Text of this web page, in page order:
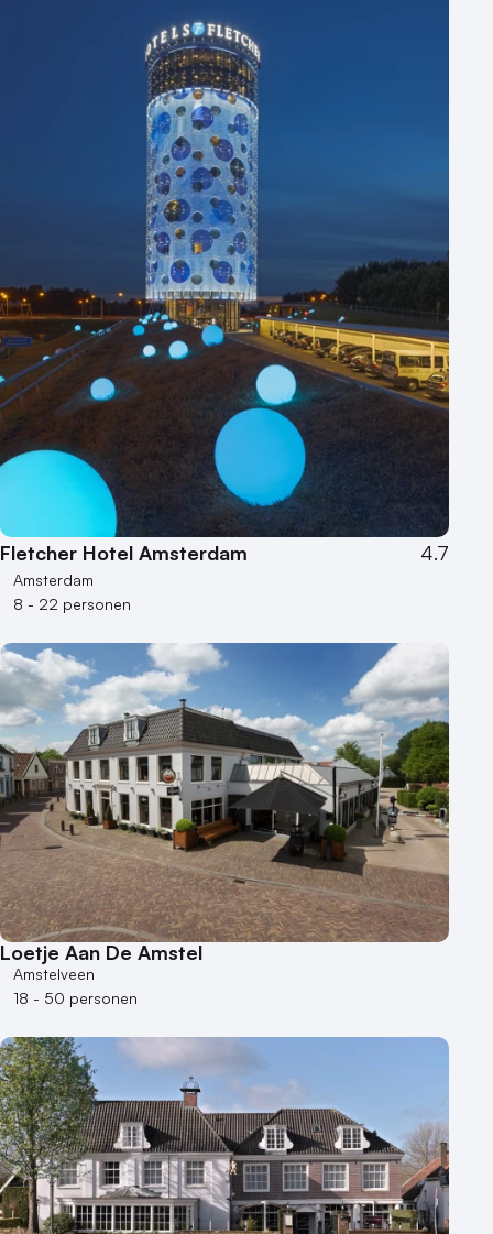
Fletcher Hotel Amsterdam 4.7
Amsterdam
8 - 22 personen
Loetje Aan De Amstel
Amstelveen
18 - 50 personen